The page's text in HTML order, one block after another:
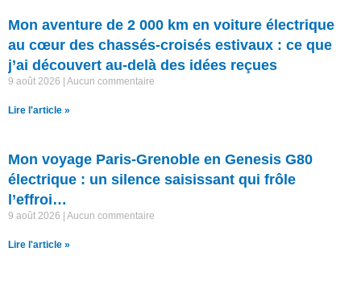
Mon aventure de 2 000 km en voiture électrique
au cœur des chassés-croisés estivaux : ce que
j’ai découvert au-delà des idées reçues
9 août 2026 Aucun commentaire
Lire l'article »
Mon voyage Paris-Grenoble en Genesis G80
électrique : un silence saisissant qui frôle
l’effroi…
9 août 2026 Aucun commentaire
Lire l'article »